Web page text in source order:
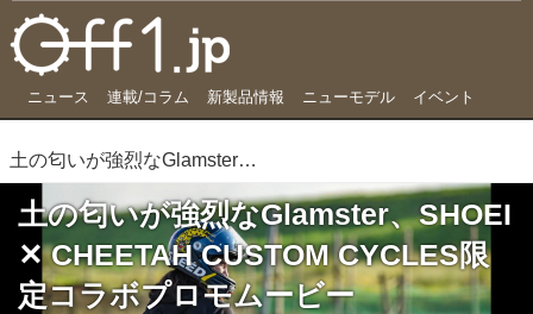
ニュース 連載/コラム 新製品情報 ニューモデル イベント
土の匂いが強烈なGlamster、SHOEI ✕ CHEETAH CUSTOM CYCLES限定コラボプロモムービー
土の匂いが強烈なGlamster、SHOEI
✕ CHEETAH CUSTOM CYCLES限
定コラボプロモムービー